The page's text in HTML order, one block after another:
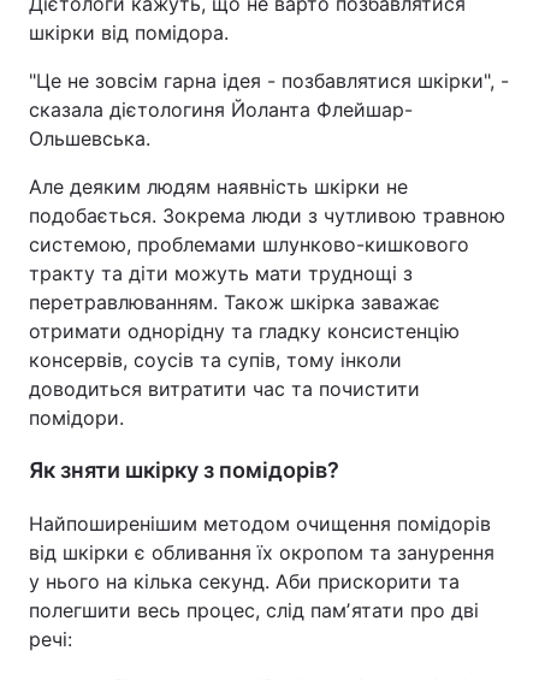
шкірки від помідора.
"Це не зовсім гарна ідея - позбавлятися шкірки", -
сказала дієтологиня Йоланта Флейшар-
Ольшевська.
Але деяким людям наявність шкірки не
подобається. Зокрема люди з чутливою травною
системою, проблемами шлунково-кишкового
тракту та діти можуть мати труднощі з
перетравлюванням. Також шкірка заважає
отримати однорідну та гладку консистенцію
консервів, соусів та супів, тому інколи
доводиться витратити час та почистити
помідори.
Як зняти шкірку з помідорів?
Найпоширенішим методом очищення помідорів
від шкірки є обливання їх окропом та занурення
у нього на кілька секунд. Аби прискорити та
полегшити весь процес, слід памʼятати про дві
речі: